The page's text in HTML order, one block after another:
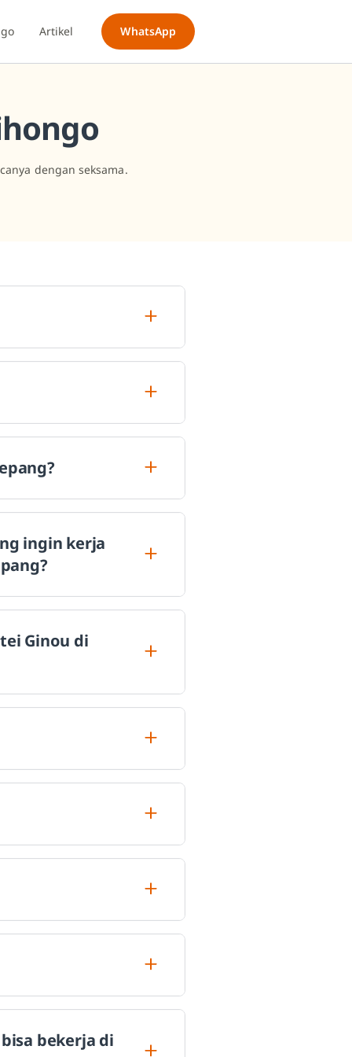
Artikel WhatsApp
dengan seksama.
ingin kerja
Ginou di
bekerja di